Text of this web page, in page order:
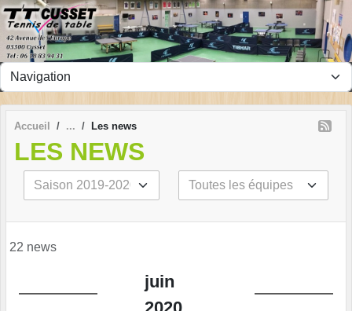
Accueil Les news
LES NEWS
22 news
juin
Panneau de gestion des cookies